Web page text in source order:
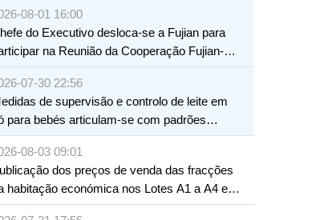
08-01 16:00
do Executivo desloca-se a Fujian para
na Reunião da Cooperação Fujian-
07-30 22:56
de supervisão e controlo de leite em
para bebés articulam-se com padrões
Serviços interdepartamentais
esforços para assegurar a saúde dos
e crianças, assim como a segurança
08-03 09:01
dos preços de venda das fracções
habitação económica nos Lotes A1 a A4 e
da Zona A dos Novos Aterros